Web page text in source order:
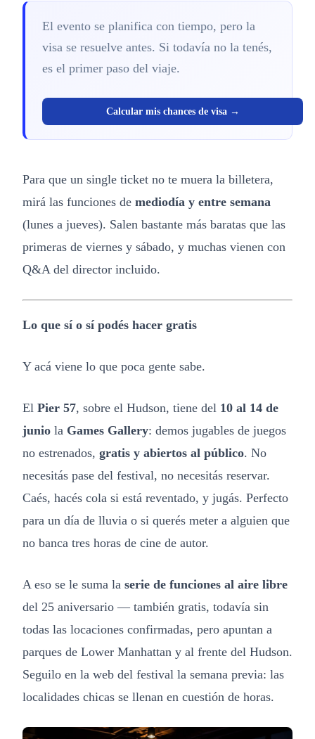
El evento se planifica con tiempo, pero la
visa se resuelve antes. Si todavía no la tenés,
es el primer paso del viaje.
Calcular mis chances de visa →
Para que un single ticket no te muera la billetera,
mirá las funciones de mediodía y entre semana
(lunes a jueves). Salen bastante más baratas que las
primeras de viernes y sábado, y muchas vienen con
Q&A del director incluido.
Lo que sí o sí podés hacer gratis
Y acá viene lo que poca gente sabe.
El Pier 57, sobre el Hudson, tiene del 10 al 14 de
junio la Games Gallery: demos jugables de juegos
no estrenados, gratis y abiertos al público. No
necesitás pase del festival, no necesitás reservar.
Caés, hacés cola si está reventado, y jugás. Perfecto
para un día de lluvia o si querés meter a alguien que
no banca tres horas de cine de autor.
A eso se le suma la serie de funciones al aire libre
del 25 aniversario — también gratis, todavía sin
todas las locaciones confirmadas, pero apuntan a
parques de Lower Manhattan y al frente del Hudson.
Seguilo en la web del festival la semana previa: las
localidades chicas se llenan en cuestión de horas.